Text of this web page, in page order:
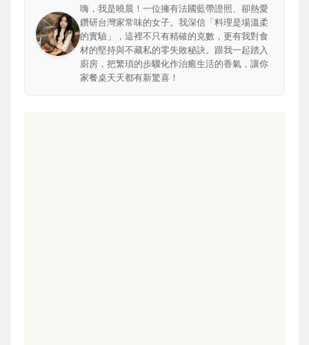
嗨，我是曉晨！一位擁有法國藍帶證照、卻熱愛
鑽研台灣家常味的女子。我深信「料理是場溫柔
的實驗」，這裡不只有精確的克數，更有我對食
材的堅持與不藏私的零失敗秘訣。跟我一起踏入
廚房，把繁瑣的步驟化作治癒生活的香氣，讓你
家餐桌天天都有新驚喜！